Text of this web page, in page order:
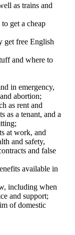
as trains and
get a cheap
get free English
and where to
in emergency,
abortion;
as rent and
as a tenant, and a
at work, and
and safety,
and false
available in
including when
and support;
of domestic